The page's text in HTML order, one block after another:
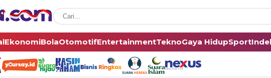
EkonomiBolaOtomotifEntertainmentTeknoGaya HidupSport